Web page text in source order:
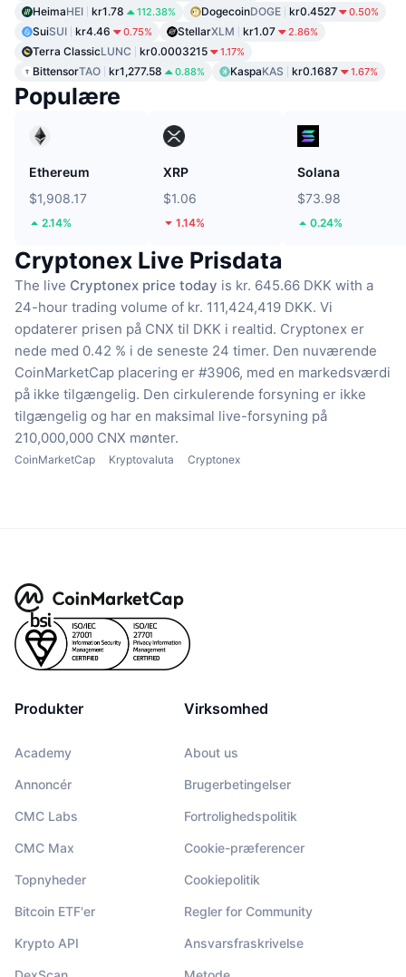
HeimaHEI kr1.78 112.38% DogecoinDOGE kr0.4527 0.50%
SuiSUI kr4.46 0.75% StellarXLM kr1.07 2.86%
Terra ClassicLUNC kr0.0003215 1.17%
BittensorTAO kr1,277.58 0.88% KaspaKAS kr0.1687 1.67%
Populære
Ethereum
$1,908.17
2.14%
XRP
$1.06
1.14%
Solana
$73.98
0.24%
Cryptonex Live Prisdata
The live Cryptonex price today is kr. 645.66 DKK with a
24-hour trading volume of kr. 111,424,419 DKK. Vi
opdaterer prisen på CNX til DKK i realtid. Cryptonex er
nede med 0.42 % i de seneste 24 timer. Den nuværende
CoinMarketCap placering er #3906, med en markedsværdi
på ikke tilgængelig. Den cirkulerende forsyning er ikke
tilgængelig og har en maksimal live-forsyning på
210,000,000 CNX mønter.
CoinMarketCap Kryptovaluta Cryptonex
Produkter
Academy
Annoncér
CMC Labs
CMC Max
Topnyheder
Bitcoin ETF'er
Krypto API
Virksomhed
About us
Brugerbetingelser
Fortrolighedspolitik
Cookie-præferencer
Cookiepolitik
Regler for Community
Ansvarsfraskrivelse